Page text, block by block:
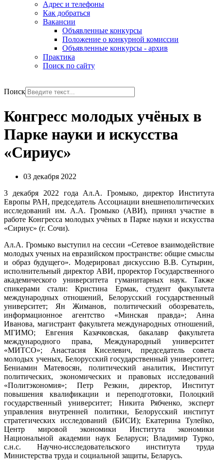
Адрес и телефоны
Как добраться
Вакансии
Объявленные конкурсы
Положение о конкурной комиссии
Объявленные конкурсы - архив
Практика
Поиск по сайту
Поиск
Конгресс молодых учёных в
Парке науки и искусства
«Сириус»
03 декабря 2022
3 декабря 2022 года Ал.А. Громыко, директор Института
Европы РАН, председатель Ассоциации внешнеполитических
исследований им. А.А. Громыко (АВИ), принял участие в
работе Конгресса молодых учёных в Парке науки и искусства
«Сириус» (г. Сочи).
Ал.А. Громыко выступил на сессии «Сетевое взаимодействие
молодых ученых на евразийском пространстве: общие смыслы
и образ будущего». Модерировал дискуссию В.В. Сутырин,
исполнительный директор АВИ, проректор Государственного
академического университета гуманитарных наук. Также
спикерами стали: Кристина Ермак, студент факультета
международных отношений, Белорусский государственный
университет; Ян Жиманов, политический обозреватель,
информационное агентство «Минская правда»; Анна
Иванова, магистрант факультета международных отношений,
МГИМО; Евгения Казачковская, бакалавр факультета
международного права, Международный университет
«МИТСО»; Анастасия Киселевич, председатель совета
молодых ученых, Белорусский государственный университет;
Бениамин Матевосян, политический аналитик, Институт
политических, экономических и правовых исследований
«Политэкономия»; Петр Резкин, директор, Институт
повышения квалификации и переподготовки, Полоцкий
государственный университет; Никита Рябченко, эксперт
управления внутренней политики, Белорусский институт
стратегических исследований (БИСИ); Екатерина Тулейко,
Центр мировой экономики Института экономики
Национальной академии наук Беларуси; Владимир Турко,
с.н.с. Научно-исследовательского института труда
Министерства труда и социальной защиты, Беларусь.